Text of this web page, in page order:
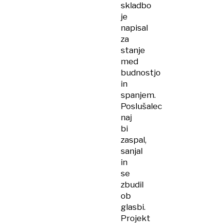
skladbo
je
napisal
za
stanje
med
budnostjo
in
spanjem.
Poslušalec
naj
bi
zaspal,
sanjal
in
se
zbudil
ob
glasbi.
Projekt